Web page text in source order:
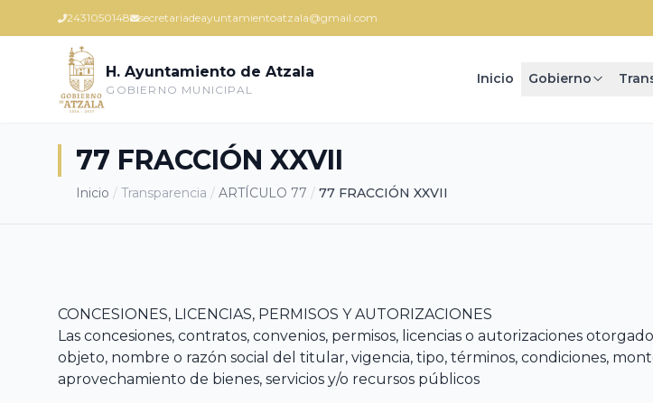
2431050148 secretariadeayuntamientoatzala@gmail.com
H. Ayuntamiento de Atzala
GOBIERNO MUNICIPAL
Inicio Gobierno
77 FRACCIÓN XXVII
Inicio / Transparencia / ARTÍCULO 77 / 77 FRACCIÓN XXVII
CONCESIONES, LICENCIAS, PERMISOS Y AUTORIZACIONES
Las concesiones, contratos, convenios, permisos, licencias o autorizaciones
objeto, nombre o razón social del titular, vigencia, tipo, términos, condiciones,
aprovechamiento de bienes, servicios y/o recursos públicos